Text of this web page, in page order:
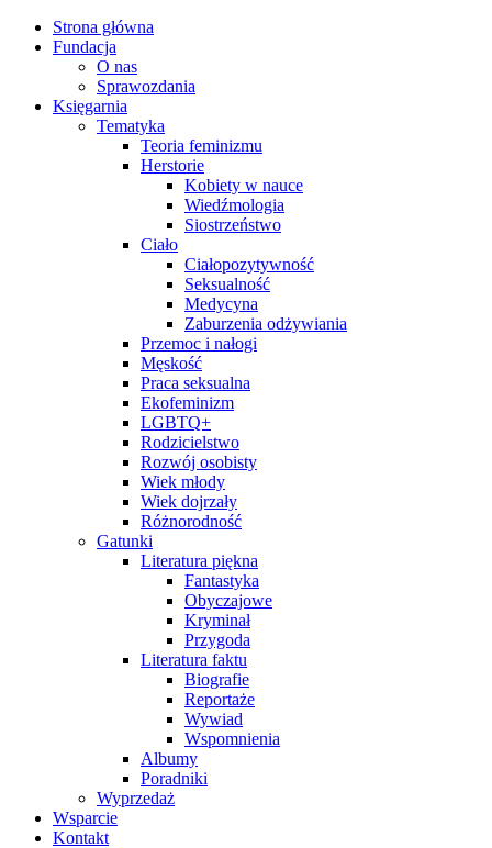
Strona główna
Fundacja
O nas
Sprawozdania
Księgarnia
Tematyka
Teoria feminizmu
Herstorie
Kobiety w nauce
Wiedźmologia
Siostrzeństwo
Ciało
Ciałopozytywność
Seksualność
Medycyna
Zaburzenia odżywiania
Przemoc i nałogi
Męskość
Praca seksualna
Ekofeminizm
LGBTQ+
Rodzicielstwo
Rozwój osobisty
Wiek młody
Wiek dojrzały
Różnorodność
Gatunki
Literatura piękna
Fantastyka
Obyczajowe
Kryminał
Przygoda
Literatura faktu
Biografie
Reportaże
Wywiad
Wspomnienia
Albumy
Poradniki
Wyprzedaż
Wsparcie
Kontakt